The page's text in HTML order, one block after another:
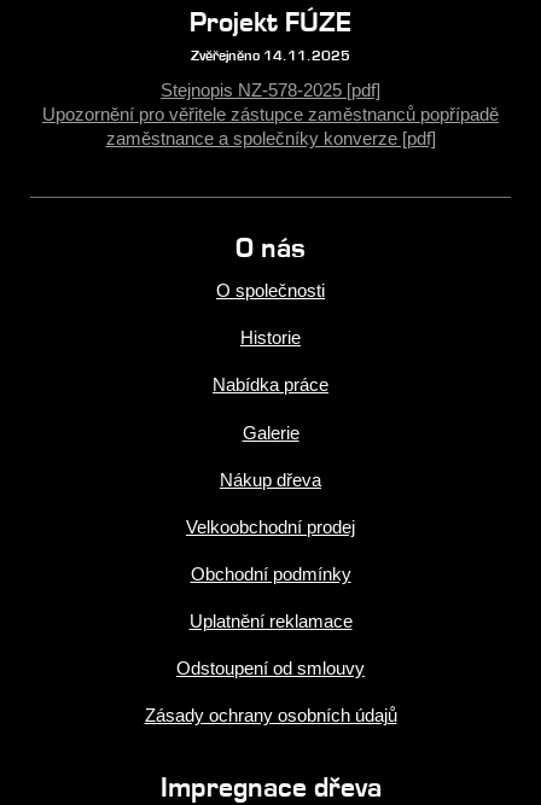
Projekt FÚZE
Zvěřejněno 14.11.2025
Stejnopis NZ-578-2025 [pdf]
Upozornění pro věřitele zástupce zaměstnanců popřípadě
zaměstnance a společníky konverze [pdf]
O nás
O společnosti
Historie
Nabídka práce
Galerie
Nákup dřeva
Velkoobchodní prodej
Obchodní podmínky
Uplatnění reklamace
Odstoupení od smlouvy
Zásady ochrany osobních údajů
Impregnace dřeva